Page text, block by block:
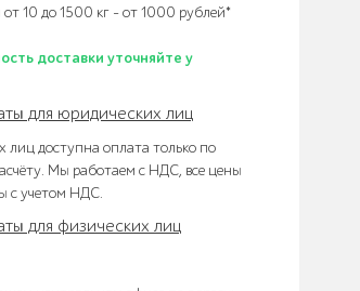
10 до 1500 кг – от 1000 рублей*
доставки уточняйте у
для юридических лиц
лиц доступна оплата только по
Мы работаем с НДС, все цены
с учетом НДС.
для физических лиц